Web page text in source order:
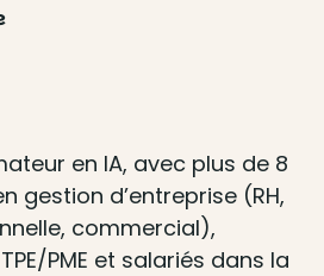
en IA, avec plus de 8
gestion d’entreprise (RH,
commercial),
PME et salariés dans la